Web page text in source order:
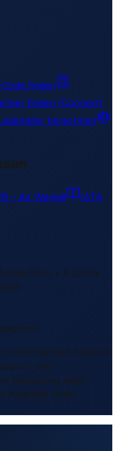
finden
finden (Connect)
berechnen
– Air Waybill IATA
Sections • 8 Links▾
Informationen basieren
und
Bedeutung eines
Angaben ohne